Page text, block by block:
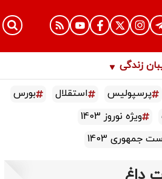
زندگی
پرسپولیس استقلال
بورس
ویژه نوروز 1403
جمهوری 1403